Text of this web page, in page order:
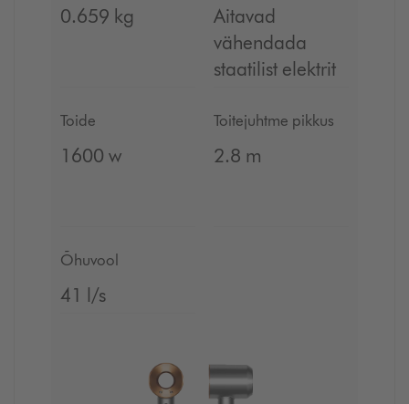
0.659 kg
Aitavad
vähendada
staatilist elektrit
Toide
1600 w
Toitejuhtme pikkus
2.8 m
Õhuvool
41 l/s